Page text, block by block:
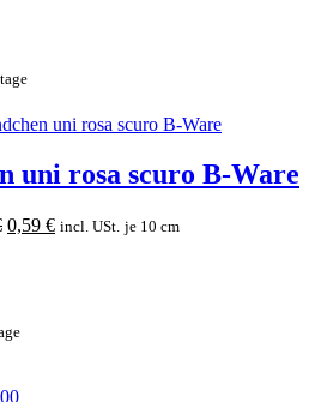
uni rosa scuro B-Ware
Ursprünglicher
0,59 €Aktueller
incl. USt. je 10 cm